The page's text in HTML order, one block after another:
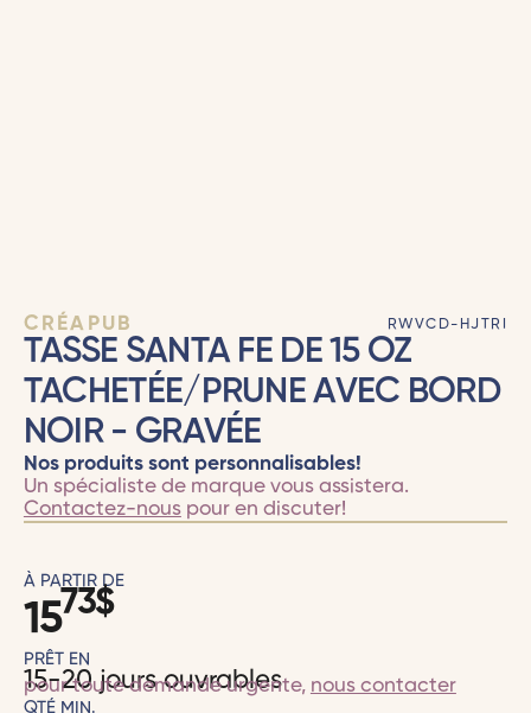
CRÉAPUB RWVCD-HJTRI
TASSE SANTA FE DE 15 OZ
TACHETÉE/PRUNE AVEC BORD
NOIR - GRAVÉE
Nos produits sont personnalisables!
Un spécialiste de marque vous assistera.
Contactez-nouspour en discuter!
À PARTIR DE
1573$
PRÊT EN
15-20 jours ouvrables
pour toute demande urgente, nous contacter
QTÉ MIN.